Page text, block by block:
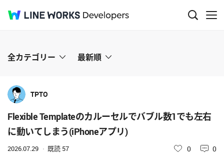
Q&A
全カテゴリー 最新順
TPTO
Flexible Templateのカルーセルでバブル数1でも左右
に動いてしまう(iPhoneアプリ)
2026.07.29 既読 57 いいね
0 0